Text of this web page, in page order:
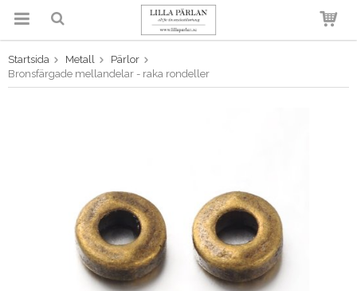
Produkten har blivit tillagd i
varukorgen
Startsida Metall
Pärlor
Bronsfärgade mellandelar - raka rondeller